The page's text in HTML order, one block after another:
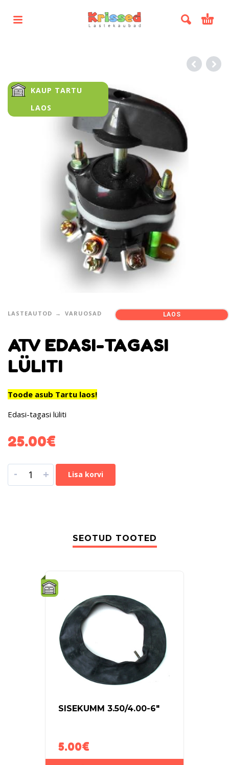
KAUP TARTU
LAOS
LASTEAUTOD VARUOSAD LAOS
ATV EDASI-TAGASI
LÜLITI
Toode asub Tartu laos!
Edasi-tagasi lüliti
25.00€
- + Lisa korvi
SEOTUD TOOTED
SISEKUMM 3.50/4.00-6″
5.00€